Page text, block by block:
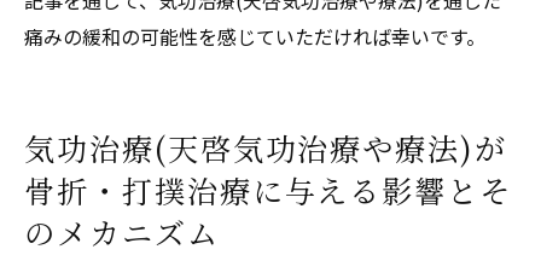
痛みの緩和の可能性を感じていただければ幸いです。
気功治療(天啓気功治療や療法)が
骨折・打撲治療に与える影響とそ
のメカニズム